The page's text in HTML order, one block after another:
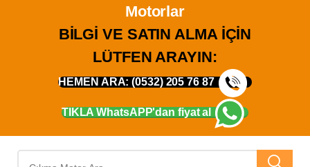
Motorlar
BİLGİ VE SATIN ALMA İÇİN
LÜTFEN ARAYIN:
HEMEN ARA: (0532) 205 76 87
TIKLA WhatsAPP'dan fiyat al